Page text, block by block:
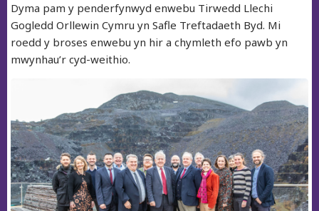
Dyma pam y penderfynwyd enwebu Tirwedd Llechi
Gogledd Orllewin Cymru yn Safle Treftadaeth Byd. Mi
roedd y broses enwebu yn hir a chymleth efo pawb yn
mwynhau’r cyd-weithio.